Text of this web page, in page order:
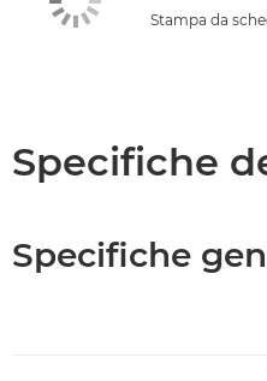
Stampa da
Specifiche
Specifiche